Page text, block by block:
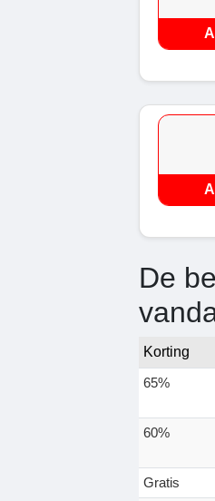
De
Korting
65%
60%
Gratis